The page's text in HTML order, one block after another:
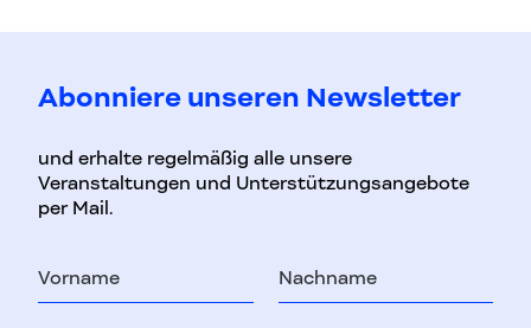
Abonniere unseren Newsletter
und erhalte regelmäßig alle unsere
Veranstaltungen und Unterstützungsangebote
per Mail.
Nachname